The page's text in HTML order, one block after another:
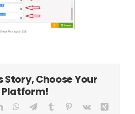
Story, Choose Your
Platform!
LinkedInWhatsApp
TelegramTumblr Pinterest
Vk